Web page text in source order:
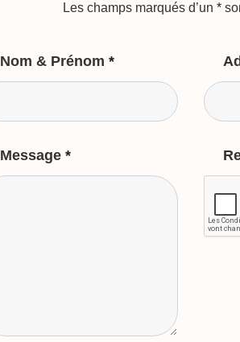
Les champs marqués d’un *
Nom & Prénom *
Message *